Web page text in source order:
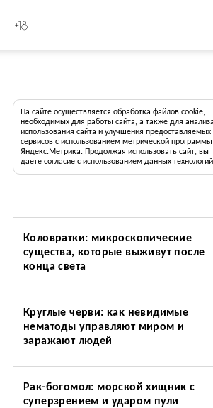
+18
На сайте осуществляется обработка файлов cookie,
необходимых для работы сайта, а также для анализа
использования сайта и улучшения предоставляемых
сервисов с использованием метрической программы
Яндекс.Метрика. Продолжая использовать сайт, вы
даете согласие с использованием данных
Коловратки: микроскопические
существа, которые выживут после
конца света
Круглые черви: как невидимые
нематоды управляют миром и
заражают людей
Рак-богомол: морской хищник с
суперзрением и ударом пули